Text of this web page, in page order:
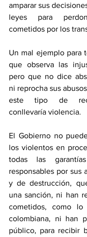
amparar sus
leyes para
cometidos por los
Un mal ejemplo para
que observa las
pero que no dice
ni reprocha sus
este tipo de
conllevaría violencia.
El Gobierno no
los violentos en
todas las
responsables por sus
y de destrucción,
una sanción, ni han
cometidos, como
colombiana, ni han
público, para recibir